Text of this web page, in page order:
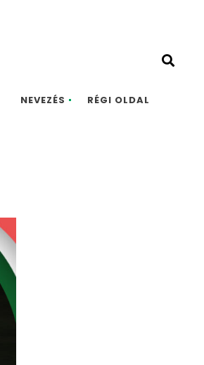
NEVEZÉS RÉGI OLDAL